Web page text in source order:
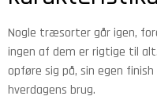
Nogle træsorter går igen,
ingen af dem er rigtige til
opføre sig på, sin egen
hverdagens brug.